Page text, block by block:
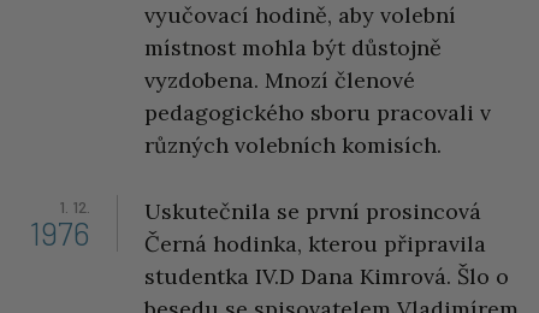
vyučovací hodině, aby volební
místnost mohla být důstojně
vyzdobena. Mnozí členové
pedagogického sboru pracovali v
různých volebních komisích.
1. 12.
1976
Uskutečnila se první prosincová
Černá hodinka, kterou připravila
studentka IV.D Dana Kimrová. Šlo o